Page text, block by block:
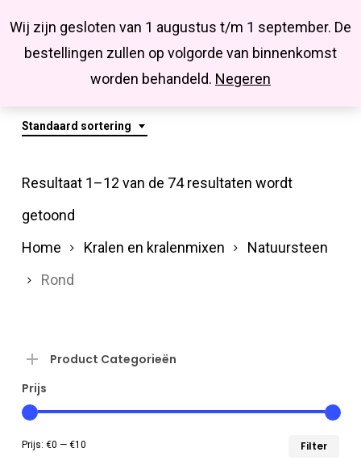
Wij zijn gesloten van 1 augustus t/m 1 september. De
bestellingen zullen op volgorde van binnenkomst
worden behandeld. Negeren
main
Missbluesieraden
searchaccount
Standaard sortering
Resultaat 1–12 van de 74 resultaten wordt
getoond
Home
Kralen en kralenmixen
Natuursteen
Rond
Product Categorieën
Prijs
Filter
Prijs: €0 — €10
Close